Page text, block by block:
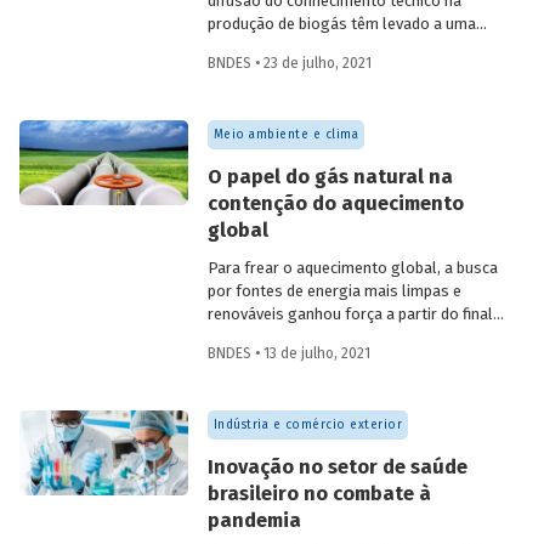
produção de biogás têm levado a uma
em operação e no volume produzido no
tímido diante do potencial de geração que
um país com um agronegócio tão
desenvolvido pode atingir. Entenda como
resíduos e efluentes das diferentes
atividades agropecuárias podem
contribuir para ampliar a geração de
BNDES • 23 de julho, 2021
Meio ambiente e clima
O papel do gás natural na
contenção do aquecimento
global
Para frear o aquecimento global, a busca
por fontes de energia mais limpas e
renováveis ganhou força a partir do final
mundial de redução das emissões de CO
energética segue crescendo, o gás
natural desponta como combustível
capaz de apoiar a transição para a
economia de baixo carbono, aproveitando
a infraestrutura já existente com menor
impacto ambiental do que outros
BNDES • 13 de julho, 2021
Indústria e comércio exterior
Inovação no setor de saúde
brasileiro no combate à
pandemia